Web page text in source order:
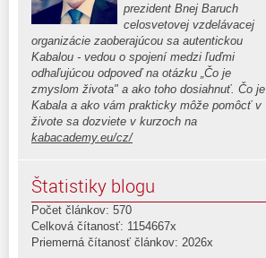
prezident Bnej Baruch
celosvetovej vzdelávacej
organizácie zaoberajúcou sa autentickou
Kabalou - vedou o spojení medzi ľuďmi
odhaľujúcou odpoveď na otázku „Čo je
zmyslom života" a ako toho dosiahnuť. Čo je
Kabala a ako vám prakticky môže pomôcť v
živote sa dozviete v kurzoch na
kabacademy.eu/cz/
Štatistiky blogu
Počet článkov: 570
Celková čítanosť: 1154667x
Priemerná čítanosť článkov: 2026x